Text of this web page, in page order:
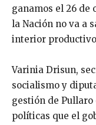
ganamos el 26 de
la Nación no va a
interior
Varinia Drisun,
socialismo y
gestión de Pullaro
políticas que el